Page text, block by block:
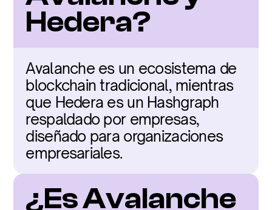
Hedera?
Avalanche es un ecosistema de
blockchain tradicional, mientras
que Hedera es un Hashgraph
respaldado por empresas,
diseñado para organizaciones
empresariales.
¿Es Avalanche